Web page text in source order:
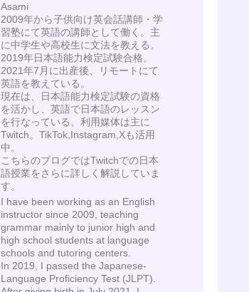
Asami
2009年から子供向け英会話講師・学
習塾にて英語の講師として働く。主
に中学生や高校生に文法を教える。
2019年日本語能力検定試験合格。
2021年7月に出産後、リモートにて
英語を教えている。
現在は、日本語能力検定試験の資格
を活かし、英語で日本語のレッスン
を行なっている。利用媒体は主に
Twitch。TikTok,Instagram,Xも活用
中。
こちらのブログではTwitchでの日本
語授業をさらに詳しく解説していま
す。
I have been working as an English
instructor since 2009, teaching
grammar mainly to junior high and
high school students at language
schools and tutoring centers.
In 2019, I passed the Japanese-
Language Proficiency Test (JLPT).